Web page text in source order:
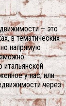
– это
в тематических
напрямую
итальянской
у нас; или
через